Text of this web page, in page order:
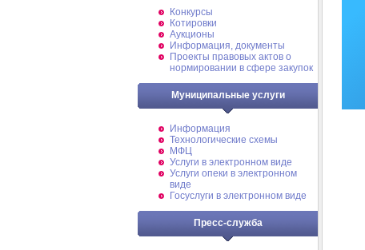
Конкурсы
Котировки
Аукционы
Информация, документы
Проекты правовых актов о
нормировании в сфере закупок
Муниципальные услуги
Информация
Технологические схемы
МФЦ
Услуги в электронном виде
Услуги опеки в электронном
виде
Госуслуги в электронном виде
Пресс-служба